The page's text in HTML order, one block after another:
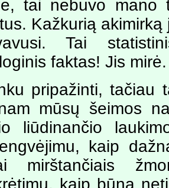
tai nebuvo mano
Kažkurią
Tai
faktas! Jis mirė.
pripažinti, tačiau
mūsų šeimos
liūdinančio
kaip
mirštančiais
kaip būna